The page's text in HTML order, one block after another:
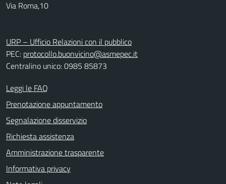
Via Roma,10
URP – Ufficio Relazioni con il pubblico
PEC: protocollo.buonvicino@asmepec.it
Centralino unico: 0985 85873
Leggi le FAQ
Prenotazione appuntamento
Segnalazione disservizio
Richiesta assistenza
Amministrazione trasparente
Informativa privacy